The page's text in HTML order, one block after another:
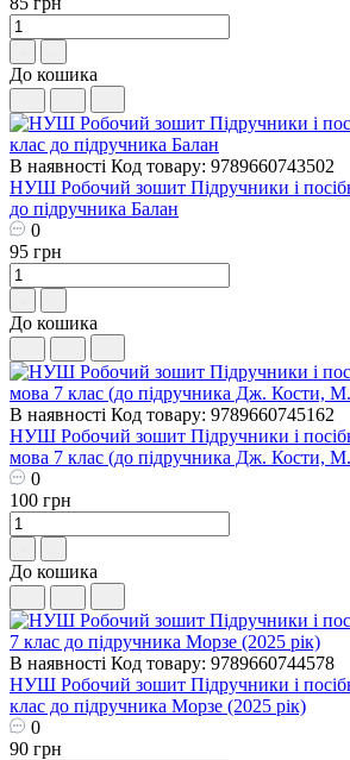
До кошика
В наявності Код товару: 9789660743502
НУШ Робочий зошит Пiдручники i
до підручника Балан
0
95 грн
До кошика
В наявності Код товару: 9789660745162
НУШ Робочий зошит Пiдручники i
мова 7 клас (до підручника Дж. Кости,
0
100 грн
До кошика
В наявності Код товару: 9789660744578
НУШ Робочий зошит Пiдручники i
клас до підручника Морзе (2025 рік)
0
90 грн